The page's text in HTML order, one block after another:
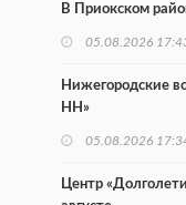
В Приокском
05.08.2026
Нижегородские
НН»
05.08.2026
Центр